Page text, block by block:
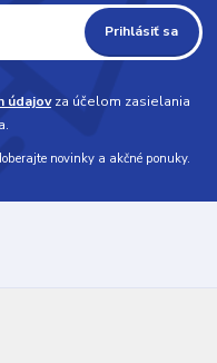
Prihlásiť sa
údajovza účelom zasielania
novinky a akčné ponuky.